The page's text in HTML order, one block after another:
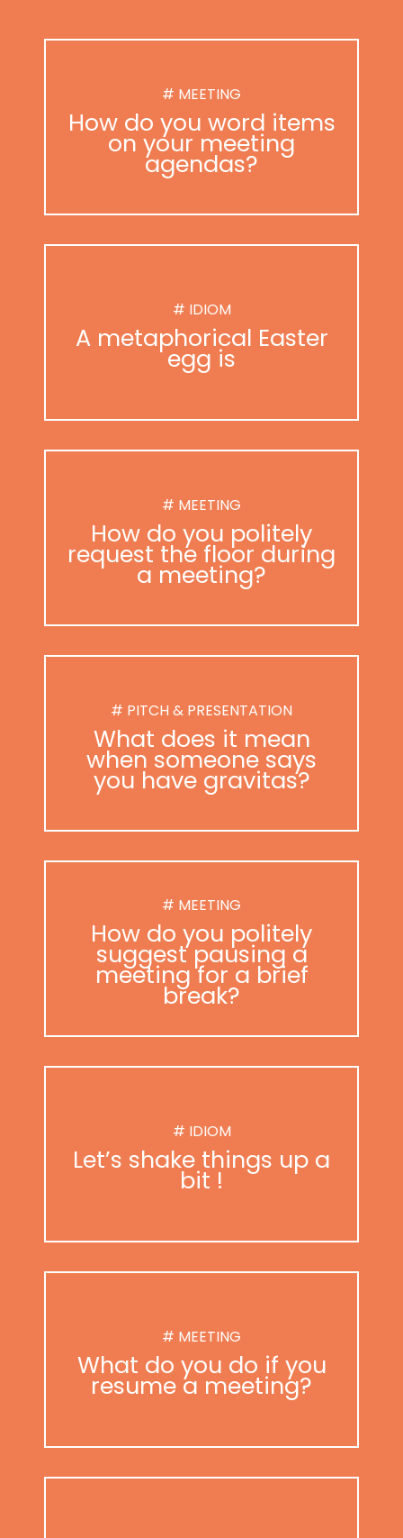
# MEETING
How do you word items
on your meeting
agendas?
# IDIOM
A metaphorical Easter
egg is
# MEETING
How do you politely
request the floor during
a meeting?
# PITCH & PRESENTATION
What does it mean
when someone says
you have gravitas?
# MEETING
How do you politely
suggest pausing a
meeting for a brief
break?
# IDIOM
Let’s shake things up a
bit !
# MEETING
What do you do if you
resume a meeting?